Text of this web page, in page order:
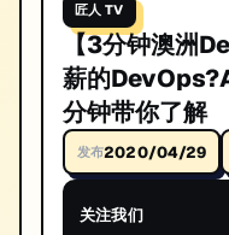
讲师: Yu Wang
时长: 03:28
发布日期: 2020/4/24
本视频由匠人学院提供，涵盖
匠人 TV
【3分钟澳洲
薪的
分钟带你了解
发布2020/04/29
关注我们